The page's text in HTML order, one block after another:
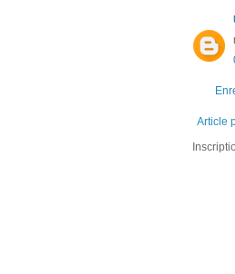
Article